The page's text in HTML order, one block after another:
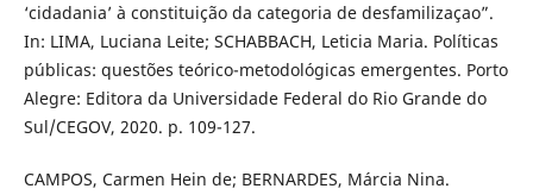
‘cidadania’ à constituição da categoria de desfamilizaçao”.
In: LIMA, Luciana Leite; SCHABBACH, Leticia Maria. Políticas
públicas: questões teórico-metodológicas emergentes. Porto
Alegre: Editora da Universidade Federal do Rio Grande do
Sul/CEGOV, 2020. p. 109-127.
CAMPOS, Carmen Hein de; BERNARDES, Márcia Nina.